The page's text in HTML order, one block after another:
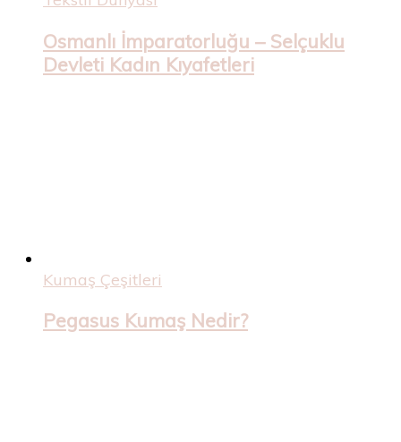
Osmanlı İmparatorluğu – Selçuklu
Devleti Kadın Kıyafetleri
Kumaş Çeşitleri
Pegasus Kumaş Nedir?